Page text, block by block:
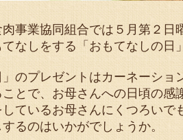
事業協同組合では５月第２日
なしをする「おもてなしの日
のプレゼントはカーネーショ
とで、お母さんへの日頃の
しているお母さんにくつろい
るのはいかがでしょうか。